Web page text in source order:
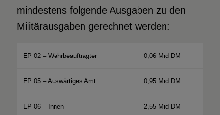
mindestens folgende Ausgaben zu den
Militärausgaben gerechnet werden:
EP 02 – Wehrbeauftragter 0,06 Mrd DM
EP 05 – Auswärtiges Amt 0,95 Mrd DM
EP 06 – Innen 2,55 Mrd DM